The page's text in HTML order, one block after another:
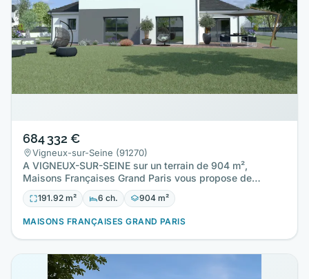
684 332 €
Vigneux-sur-Seine (91270)
A VIGNEUX-SUR-SEINE sur un terrain de 904 m²,
Maisons Françaises Grand Paris vous propose de
réaliser cette maison…
191.92 m² 6 ch. 904 m²
MAISONS FRANÇAISES GRAND PARIS